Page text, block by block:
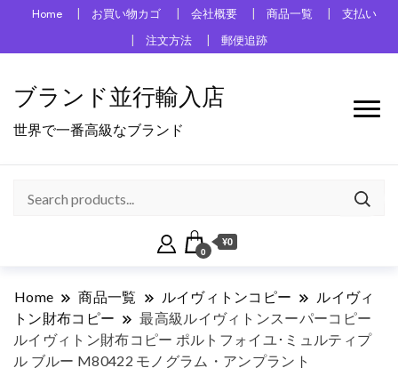
Home お買い物カゴ 会社概要 商品一覧
支払い
注文方法
郵便追跡
ブランド並行輸入店
世界で一番高級なブランド
0
¥0
Home 商品一覧 ルイヴィトンコピー
ルイヴィ
トン財布コピー
最高級ルイヴィトンスーパーコピー
ルイヴィトン財布コピー ポルトフォイユ･ミュルティプ
ル ブルー M80422 モノグラム・アンプラント